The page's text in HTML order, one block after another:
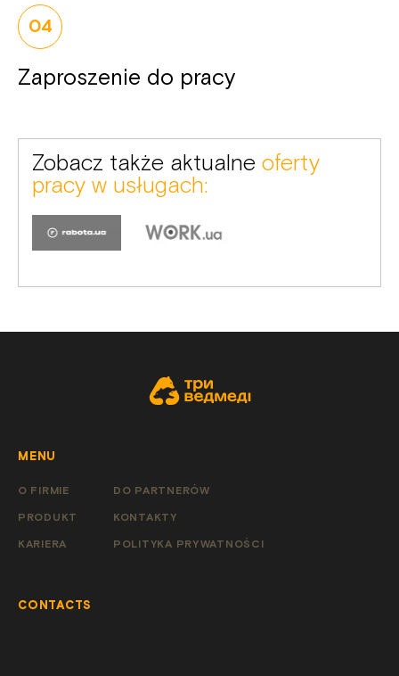
04
Zaproszenie do pracy
Zobacz także aktualne oferty
pracy w usługach:
CONTACTS
MENU
O FIRMIE
PRODUKT
KARIERA
DO PARTNERÓW
KONTAKTY
POLITYKA PRYWATNOŚCI